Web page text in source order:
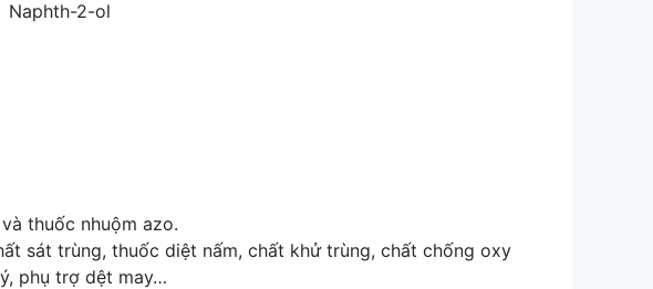
Naphth-2-ol
thuốc nhuộm azo.
sát trùng, thuốc diệt nấm, chất khử trùng, chất chống oxy
phụ trợ dệt may…